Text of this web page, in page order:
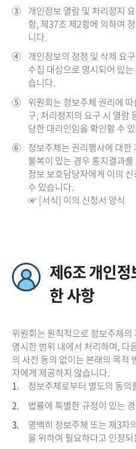
③ 개인정보 열람 및 처리정지
항, 제37조 제2항에 의하여
니다.
④ 개인정보의 정정 및 삭제 요
수집 대상으로 명시되어 있
습니다.
⑤ 위원회는 정보주체 권리에
구, 처리정지의 요구 시 열람
당한 대리인임을 확인할 수
⑥ 정보주체는 권리행사에 대한
불복이 있는 경우 통지결과
정보 보호담당자에게 이의
수 있습니다.
☞ [서식] 이의 신청서 양식
제6조 개인정
한 사항
위원회는 원칙적으로 정보주체
명시한 범위 내에서 처리하며, 다
의 사전 동의 없이는 본래의 목적
자에게 제공하지 않습니다.
1.
정보주체로부터 별도의 동의
2.
법률에 특별한 규정이 있는
3.
명백히 정보주체 또는 제3자
을 위하여 필요하다고 인정되